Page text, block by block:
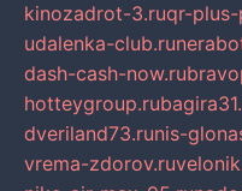
kinozadrot-3.ruqr-
udalenka-club.ru
dash-cash-now.ru
hotteygroup.ru
dveriland73.runis-
vrema-zdorov.ru